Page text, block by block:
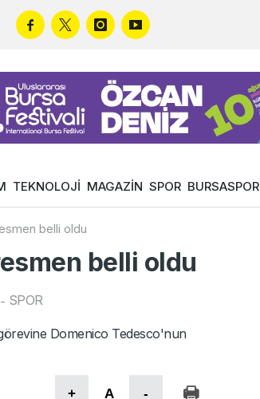
TEKNOLOJİ MAGAZİN SPOR BURSASPOR
belli oldu
belli oldu
- SPOR
Domenico Tedesco'nun
+ A -